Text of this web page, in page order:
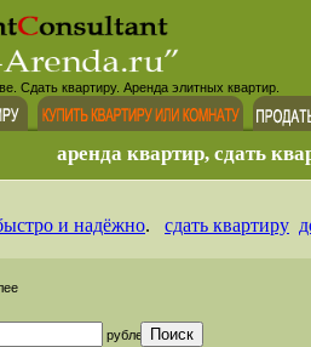
Сдать квартиру. Аренда элитных квартир.
аренда квартир, сдать
и надёжно. сдать квартиру
рублей